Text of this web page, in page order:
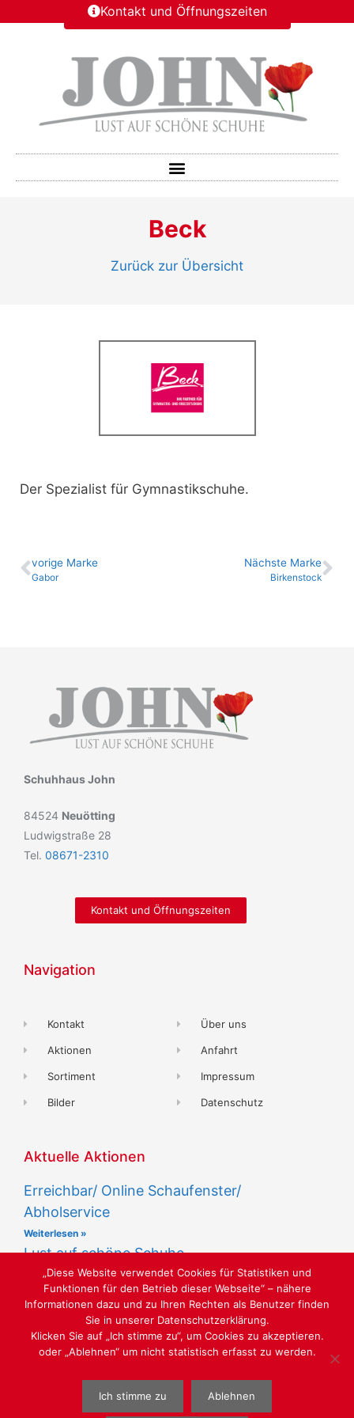
Kontakt und Öffnungszeiten
Beck
Zurück zur Übersicht
Der Spezialist für Gymnastikschuhe.
vo­ri­ge Marke
Gabor
Nächste Marke
Birkenstock
Schuhhaus John
84524 Neuötting
Ludwigstraße 28
Tel. 08671-2310
Kontakt und Öffnungszeiten
Navigation
Kontakt
Aktionen
Sortiment
Bilder
Über uns
Anfahrt
Impressum
Datenschutz
Aktuelle Aktionen
Erreichbar/ Online Schaufenster/
Abholservice
Weiterlesen »
Lust auf schöne Schuhe
Weiterlesen »
LUST AUF SCHÖNE SCHUHE
WEBGESTALTUNGWWW.SABU-VERBUNDGRUPPE.DE
GMBH
„Diese Website verwendet Cookies für Statistiken und
Funktionen für den Betrieb dieser Webseite“ – nähere
Informationen dazu und zu Ihren Rechten als Benutzer finden
Sie in unserer Datenschutzerklärung.
Klicken Sie auf „Ich stimme zu“, um Cookies zu akzeptieren.
oder „Ablehnen“ um nicht statistisch erfasst zu werden.
Ich stimme zu Ablehnen